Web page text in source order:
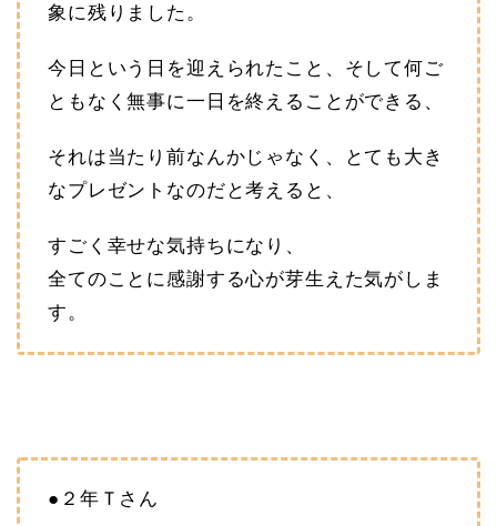
象に残りました。
今日という日を迎えられたこと、そして何ご
ともなく無事に一日を終えることができる、
それは当たり前なんかじゃなく、とても大き
なプレゼントなのだと考えると、
すごく幸せな気持ちになり、
全てのことに感謝する心が芽生えた気がしま
す。
●２年Ｔさん